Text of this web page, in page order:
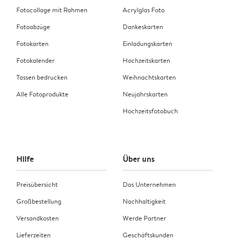
Fotocollage mit Rahmen
Fotoabzüge
Fotokarten
Fotokalender
Tassen bedrucken
Alle Fotoprodukte
Acrylglas Foto
Dankeskarten
Einladungskarten
Hochzeitskarten
Weihnachtskarten
Neujahrskarten
Hochzeitsfotobuch
Hilfe
Preisübersicht
Großbestellung
Versandkosten
Lieferzeiten
Über uns
Das Unternehmen
Nachhaltigkeit
Werde Partner
Geschäftskunden